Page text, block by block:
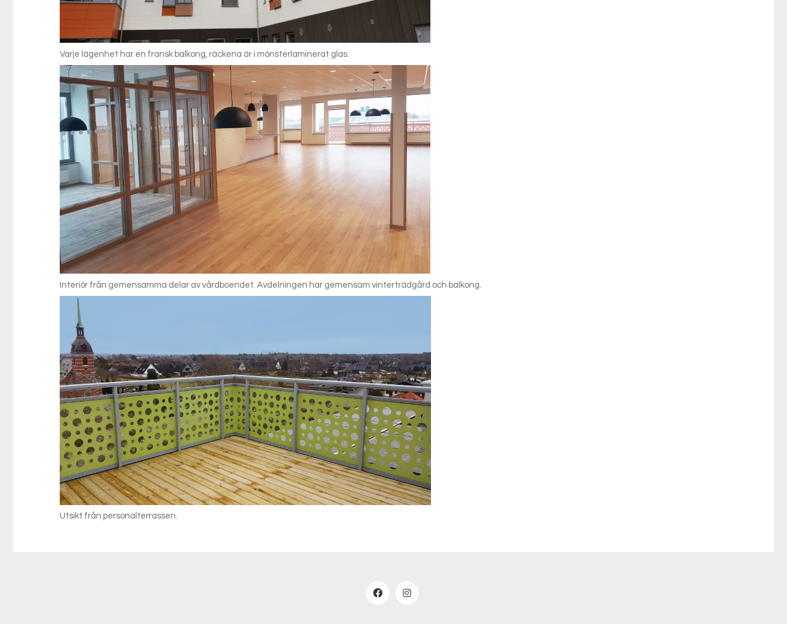
Varje lägenhet har en fransk balkong, räckena är i mönsterlaminerat glas.
Interiör från gemensamma delar av vårdboendet. Avdelningen har gemensam vinterträdgård och balkong.
Utsikt från personalterrassen.